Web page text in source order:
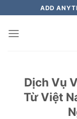
to
content
ADD
Dịch Vụ
Từ Việt